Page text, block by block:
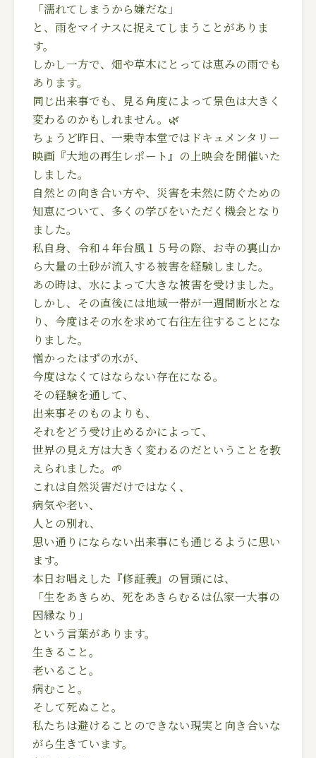
「濡れてしまうから嫌だな」
と、雨をマイナスに捉えてしまうことがありま
す。
しかし一方で、畑や草木にとっては恵みの雨でも
あります。
同じ出来事でも、見る角度によって景色は大きく
変わるのかもしれません。🌿
ちょうど昨日、一乗寺本堂ではドキュメンタリー
映画『大地の再生レポート』の上映会を開催いた
しました。
自然との向き合い方や、災害を未然に防ぐための
知恵について、多くの学びをいただく機会となり
ました。
私自身、令和４年台風１５号の際、お寺の裏山か
ら大量の土砂が流入する被害を経験しました。
あの時は、水によって大きな被害を受けました。
しかし、その直後には地域一帯が一週間断水とな
り、今度はその水を求めて右往左往することにな
りました。
憎かったはずの水が、
今度はなくてはならない存在になる。
その経験を通して、
出来事そのものよりも、
それをどう受け止めるかによって、
世界の見え方は大きく変わるのだということを教
えられました。🌱
これは自然災害だけではなく、
病気や老い、
人との別れ、
思い通りにならない出来事にも通じるように思い
ます。
本日お唱えした『修証義』の冒頭には、
「生をあきらめ、死をあきらむるは仏家一大事の
因縁なり」
という言葉があります。
生きること。
老いること。
病むこと。
そして死ぬこと。
私たちは避けることのできない現実と向き合いな
がら生きています。